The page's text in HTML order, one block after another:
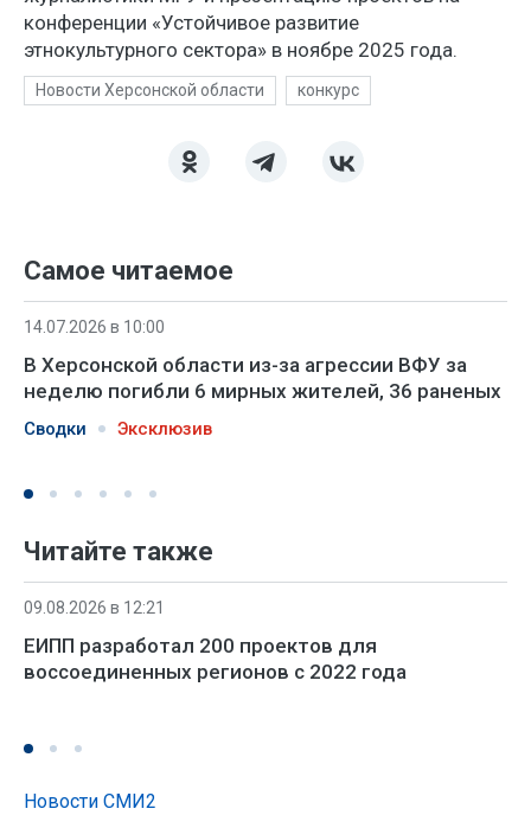
конференции «Устойчивое развитие
этнокультурного сектора» в ноябре 2025 года.
Новости Херсонской области конкурс
Самое читаемое
14.07.2026 в 10:00
В Херсонской области из-за агрессии ВФУ за
неделю погибли 6 мирных жителей, 36 раненых
Сводки Эксклюзив
Читайте также
09.08.2026 в 12:21
ЕИПП разработал 200 проектов для
воссоединенных регионов с 2022 года
Новости СМИ2